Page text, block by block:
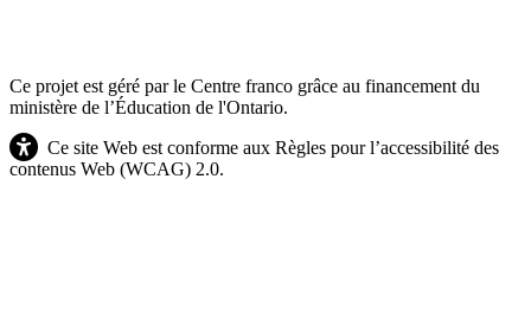
Ce projet est géré par le Centre franco grâce au financement du
ministère de l’Éducation de l'Ontario.
Ce site Web est conforme aux Règles pour l’accessibilité des
contenus Web (WCAG) 2.0.